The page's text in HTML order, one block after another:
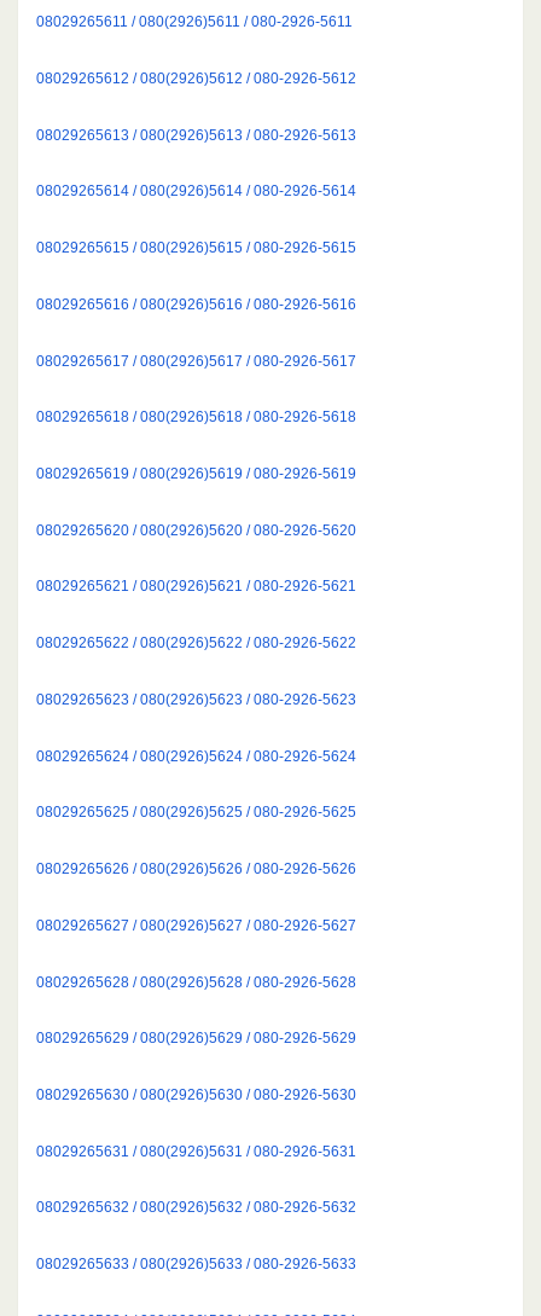
08029265611 / 080(2926)5611 / 080-2926-5611
08029265612 / 080(2926)5612 / 080-2926-5612
08029265613 / 080(2926)5613 / 080-2926-5613
08029265614 / 080(2926)5614 / 080-2926-5614
08029265615 / 080(2926)5615 / 080-2926-5615
08029265616 / 080(2926)5616 / 080-2926-5616
08029265617 / 080(2926)5617 / 080-2926-5617
08029265618 / 080(2926)5618 / 080-2926-5618
08029265619 / 080(2926)5619 / 080-2926-5619
08029265620 / 080(2926)5620 / 080-2926-5620
08029265621 / 080(2926)5621 / 080-2926-5621
08029265622 / 080(2926)5622 / 080-2926-5622
08029265623 / 080(2926)5623 / 080-2926-5623
08029265624 / 080(2926)5624 / 080-2926-5624
08029265625 / 080(2926)5625 / 080-2926-5625
08029265626 / 080(2926)5626 / 080-2926-5626
08029265627 / 080(2926)5627 / 080-2926-5627
08029265628 / 080(2926)5628 / 080-2926-5628
08029265629 / 080(2926)5629 / 080-2926-5629
08029265630 / 080(2926)5630 / 080-2926-5630
08029265631 / 080(2926)5631 / 080-2926-5631
08029265632 / 080(2926)5632 / 080-2926-5632
08029265633 / 080(2926)5633 / 080-2926-5633